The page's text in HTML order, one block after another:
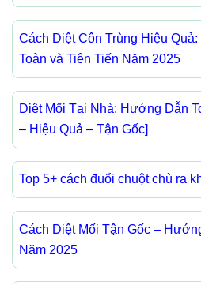
Cách Diệt Côn Trùng Hiệu
Toàn và Tiên Tiến Năm 2025
Diệt Mối Tại Nhà: Hướng Dẫn
– Hiệu Quả – Tận Gốc]
Top 5+ cách đuổi chuột chù ra
Cách Diệt Mối Tận Gốc –
Năm 2025